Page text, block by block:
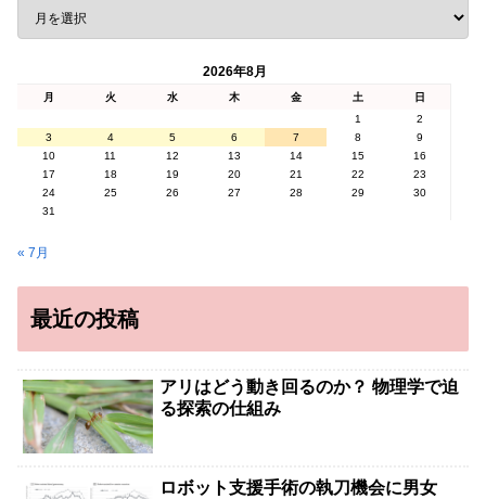
2026年8月
月 火 水 木 金 土
日
1
2
3
4 5 6 7 8
9
10
11 12 13 14 15
16
17
18 19 20 21 22
23
24
25 26 27 28 29
30
31
« 7月
最近の投稿
アリはどう動き回るのか？ 物理学で迫
る探索の仕組み
ロボット支援手術の執刀機会に男女